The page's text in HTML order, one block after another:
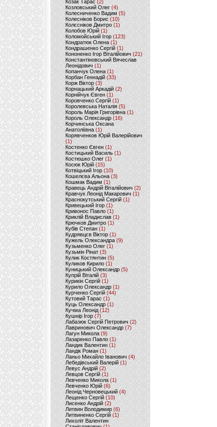
Козак Тарас (2)
Козловський Олег(4)
Колесниченко Вадим (5)
Колесніков Борис (10)
Колєсніков Дмитро (1)
Колобов Юрій (1)
Коломойський Ігор (123)
Кондратюк Олена(1)
Кондрашенко Сергій (1)
Кононенко Ігор Віталійович (21)
Константіновський Вячеслав
Леонідович (1)
Копанчук Олена (1)
Корбан Геннадій (33)
Корж Віктор (3)
Корнацький Аркадій (2)
Корнійчук Євген (1)
Коровченко Сергій (1)
Королевська Наталія(5)
Король Марія Григорівна (1)
Король Олександр (16)
Корчинська Оксана
Анатоліївна (1)
Корявченков Юрій Валерійович
(1)
Костенко Євген (1)
Костицький Василь (1)
Костюшко Олег (1)
Косюк Юрій (15)
Котвіцький Ігор (10)
Кошелєва Альона(3)
Кошмак Вадим (1)
Кравець Андрій Віталійович (2)
Кравчук Леонід Макарович (1)
Краснокутський Сергій (1)
Кривецький Ігор (1)
Кривонос Павло (1)
Криклій Владислав (1)
Крючков Дмитро(1)
Кубів Степан(1)
Кудрявцєв Віктор (1)
Кужель Олександра (9)
Кузьменко Олег (1)
Кузьмін Рінат(3)
Кулик Костянтин(5)
Куликов Кирило (1)
Куницький Олександр (5)
Купрій Віталій (3)
Курикін Сергій(1)
Курило Олександр (1)
Курченко Сергій (44)
Кутовий Тарас (1)
Куць Олександр (1)
Кучма Леонід (12)
Кушнір Ігор(7)
Лабазюк Сергій Петрович (2)
Лавринович Олександр(7)
Лагун Микола(9)
Лазаренко Павло (1)
Ландик Валентин (1)
Ландік Роман (1)
Ланьо Михайло Іванович(4)
Лебедівський Валерій(1)
Левус Андрій(2)
Левцов Сергій (1)
Левченко Микола (1)
Левченко Юрій (6)
Леонід Черновецький (4)
Лещенко Сергій (10)
Лисенко Андрій (2)
Литвин Володимир (6)
Литвиненко Сергій (1)
Лихоліт Валентин